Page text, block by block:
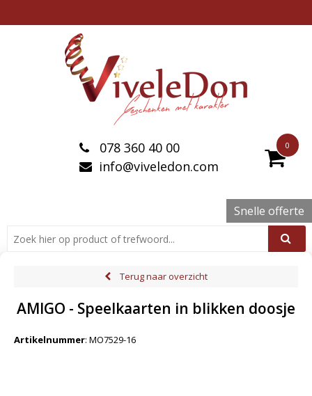
0
078 360 40 00
info@viveledon.com
Snelle offerte
Terug naar overzicht
AMIGO - Speelkaarten in blikken doosje
Artikelnummer: MO7529-16